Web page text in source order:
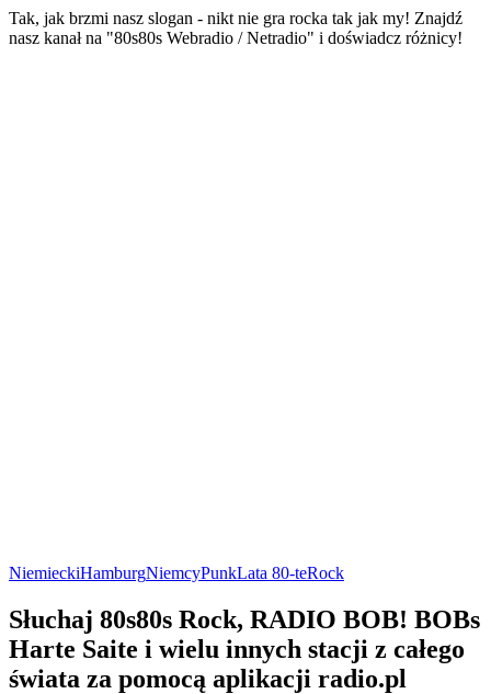
Tak, jak brzmi nasz slogan - nikt nie gra rocka tak jak my! Znajdź
nasz kanał na "80s80s Webradio / Netradio" i doświadcz różnicy!
NiemieckiHamburgNiemcyPunkLata 80-teRock
Słuchaj 80s80s Rock, RADIO BOB! BOBs
Harte Saite i wielu innych stacji z całego
świata za pomocą aplikacji radio.pl